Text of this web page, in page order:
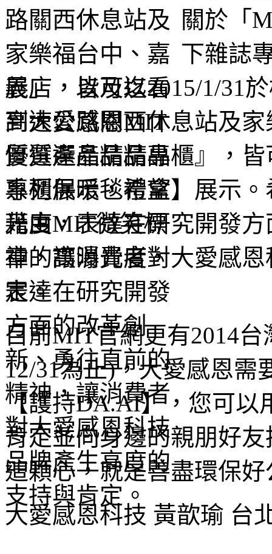
關於「
下雜誌
展」，以及迄2015/1/31
高速公路關西休息站及
質選產品精品專櫃』，
系列保暖毯禮盒】展示
光度，表達在研究開發
神，讓消費者對大愛感
定。
目前MIT官網更有2014
12/31為止)，大愛感恩需
【護持DA.AI】，您可以
肯定並向身邊的親朋好
這顆心，就是善盡環保好
大愛感恩科技 黃歆瑜 台